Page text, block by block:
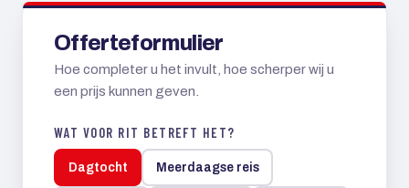
Offerteformulier
Hoe completer u het invult, hoe scherper wij u
een prijs kunnen geven.
WAT VOOR RIT BETREFT HET?
Dagtocht Meerdaagse reis